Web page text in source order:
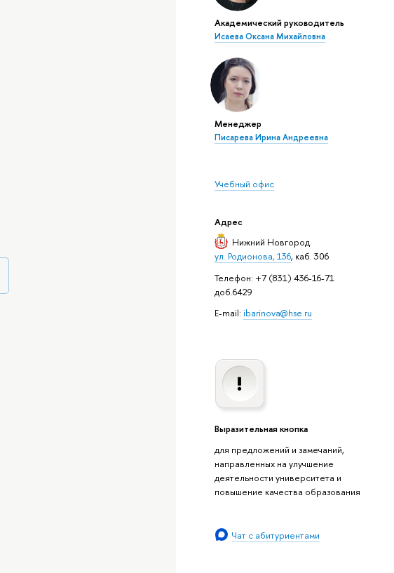
Академический руководитель
Исаева Оксана Михайловна
Менеджер
Писарева Ирина Андреевна
Учебный офис
Адрес
Нижний Новгород
ул. Родионова, 136, каб. 306
Телефон: +7 (831) 436-16-71
доб.6429
E-mail: ibarinova@hse.ru
Выразительная кнопка
для предложений и замечаний,
направленных на улучшение
деятельности университета и
повышение качества образования
Чат с абитуриентами